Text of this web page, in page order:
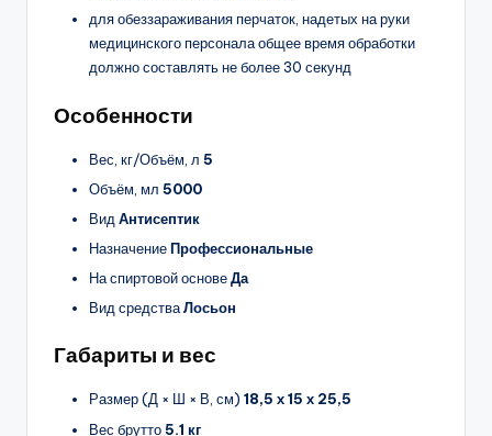
для обеззараживания перчаток, надетых на руки
медицинского персонала общее время обработки
должно составлять не более 30 секунд
Особенности
Вес, кг/Объём, л 5
Объём, мл 5000
Вид Антисептик
НазначениеПрофессиональные
На спиртовой основеДа
Вид средстваЛосьон
Габариты и вес
Размер (Д × Ш × В, см) 18,5 х 15 х 25,5
Вес брутто5.1 кг